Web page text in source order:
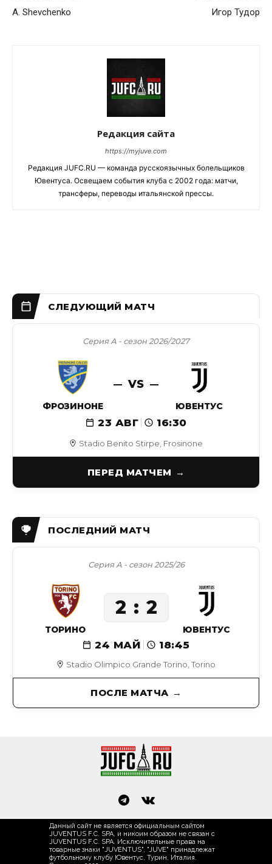
A. Shevchenko Игор Тудор
Редакция сайта
https://myjuve.com
Редакция JUFC.RU — команда русскоязычных болельщиков
Ювентуса. Освещаем события клуба с 2002 года: матчи,
трансферы, переводы итальянской прессы.
Stadio Benito Stirpe, Frosinone
Серия А - сезон 2026/2027
ФРОЗИНОНЕ
VS
ЮВЕНТУС
23 АВГ 16:30
ПЕРЕД МАТЧЕМ
Stadio Olimpico Grande Torino, Torino
Серия А - сезон 2025/26
24 МАЙ 18:45
ТОРИНО
2 2
ЮВЕНТУС
ПОСЛЕ МАТЧА
Данный сайт не является официальным сайтом
JUVENTUS F.C. SPA, и никоим образом не связан с
JUVENTUS F.C. SPA. Исключительные права на
товарные знаки "JUVENTUS", "JUVE" принадлежат
футбольному клубу Ювентус, Турин, Италия.